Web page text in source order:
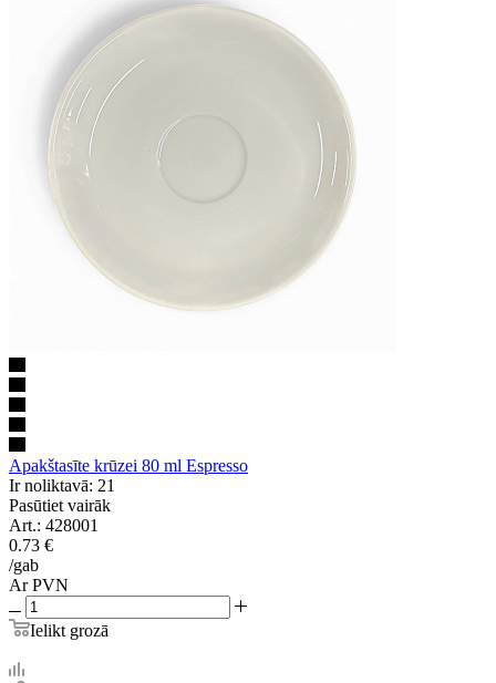
Apakštasīte krūzei 80 ml Espresso
Ir noliktavā: 21
Pasūtiet vairāk
Art.: 428001
0.73 €
/gab
Ar PVN
Ielikt grozā